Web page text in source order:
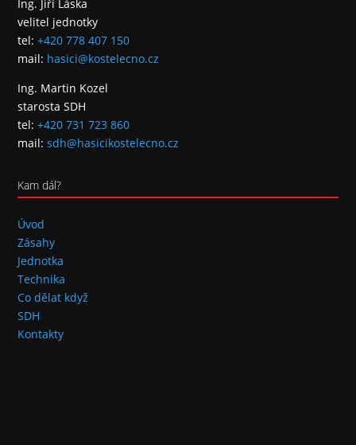
Ing. Jiří Láska
velitel jednotky
tel:+420 778 407 150
mail: hasici@kostelecno.cz
Ing. Martin Kozel
starosta SDH
tel:+420 731 723 860
mail:sdh@hasicikostelecno.cz
Kam dál?
Úvod
Zásahy
Jednotka
Technika
Co dělat když
SDH
Kontakty